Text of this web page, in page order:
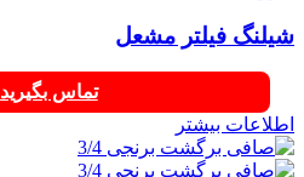
شیلنگ فیلتر مشعل
تماس بگیرید
اطلاعات بیشتر